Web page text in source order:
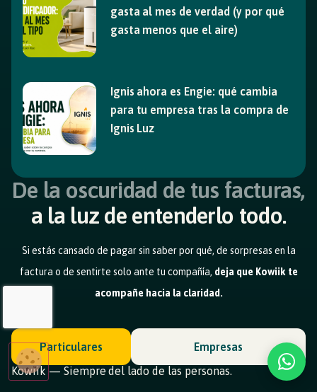
gasta al mes de verdad (y por qué
gasta menos que el aire)
Ignis ahora es Engie: qué cambia
para tu empresa tras la compra de
Ignis Luz
De la oscuridad de tus facturas,
a la luz de entenderlo todo.
Si estás cansado de pagar sin saber por qué, de sorpresas en la
factura o de sentirte solo ante tu compañía, deja que Kowiik te
acompañe hacia la claridad.
Particulares
Empresas
Kowiik — Siempre del lado de las personas.